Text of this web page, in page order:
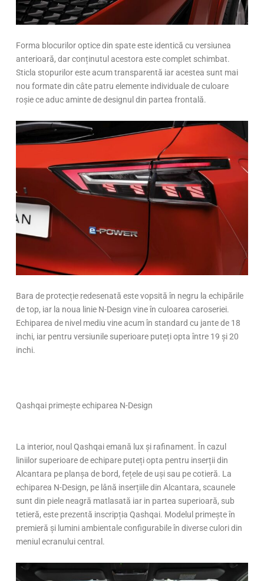
Forma blocurilor optice din spate este identică cu versiunea
anterioară, dar conținutul acestora este complet schimbat.
Sticla stopurilor este acum transparentă iar acestea sunt mai
nou formate din câte patru elemente individuale de culoare
roșie ce aduc aminte de designul din partea frontală.
Bara de protecție redesenată este vopsită în negru la echipările
de top, iar la noua linie N-Design vine în culoarea caroseriei.
Echiparea de nivel mediu vine acum în standard cu jante de 18
inchi, iar pentru versiunile superioare puteți opta între 19 și 20
inchi.
Qashqai primește echiparea N-Design
La interior, noul Qashqai emană lux și rafinament. În cazul
liniilor superioare de echipare puteți opta pentru inserții din
Alcantara pe planșa de bord, fețele de uși sau pe cotieră. La
echiparea N-Design, pe lână inserțiile din Alcantara, scaunele
sunt din piele neagră matlasată iar in partea superioară, sub
tetieră, este prezentă inscripția Qashqai. Modelul primește în
premieră și lumini ambientale configurabile în diverse culori din
meniul ecranului central.